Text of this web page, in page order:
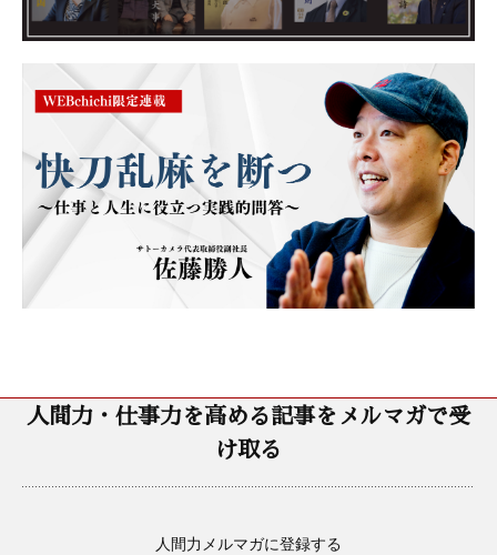
人間力・仕事力を高める記事をメルマガで受
け取る
人間力メルマガに登録する